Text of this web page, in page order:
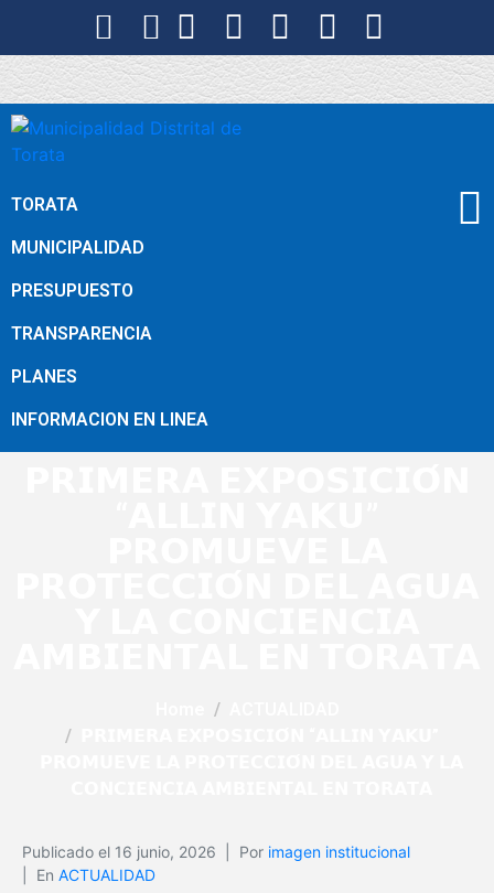
TORATA
MUNICIPALIDAD
PRESUPUESTO
TRANSPARENCIA
PLANES
INFORMACION EN LINEA
Publicado el 16 junio, 2026 Por imagen institucional
En ACTUALIDAD